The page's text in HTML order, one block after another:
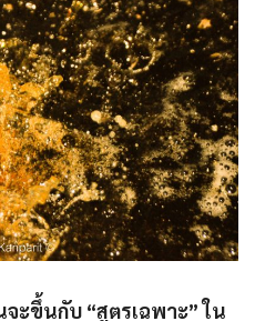
ะขึ้นกับ “สูตรเฉพาะ” ใน